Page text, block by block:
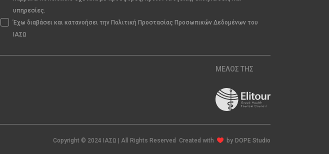
υπηρεσίες.
Έχω διαβάσει και κατανοήσει την Πολιτική Προστασίας Προσωπικών Δεδομένων του
ΙΑΣΩ
ΜΕΛΟΣ ΤΗΣ
Copyright © 2024 ΙΑΣΩ | All Rights Reserved Created with by DOPE Studio